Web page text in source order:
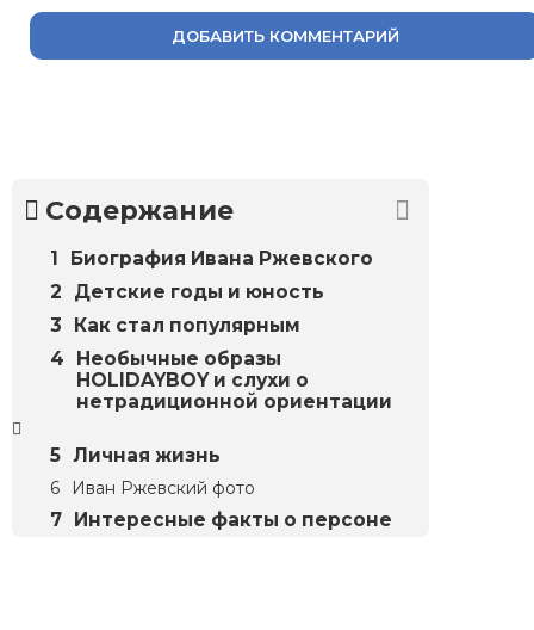
ДОБАВИТЬ КОММЕНТАРИЙ
Содержание
Биография Ивана Ржевского
Детские годы и юность
Как стал популярным
Необычные образы
HOLIDAYBOY и слухи о
нетрадиционной ориентации
Личная жизнь
Иван Ржевский фото
Интересные факты о персоне